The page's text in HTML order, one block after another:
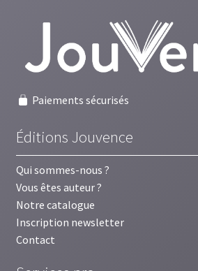
Paiements sécurisés
Éditions Jouvence
Qui sommes-nous ?
Vous êtes auteur ?
Notre catalogue
Inscription newsletter
Contact